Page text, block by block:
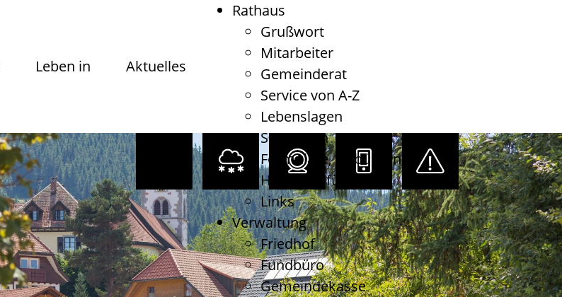
Leben in Aktuelles
Rathaus
Grußwort
Mitarbeiter
Gemeinderat
Service von A-Z
Lebenslagen
Satzungen
Formulare, Gebühren
Haushaltsführung
Links
Verwaltung
Friedhof
Fundbüro
Gemeindekasse